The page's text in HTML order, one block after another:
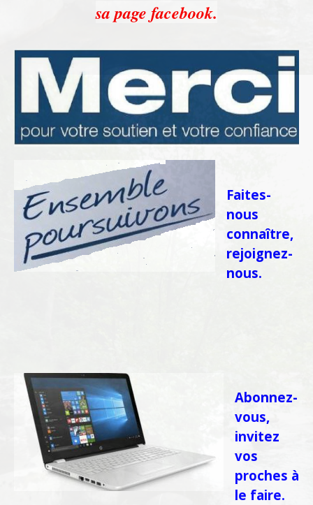
sa page facebook.
Faites-
nous
connaître,
rejoignez-
nous.
Abonnez-
vous,
invitez
vos
proches à
le faire.